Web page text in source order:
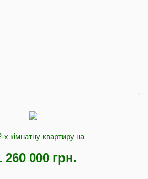
кімнатну квартиру на
260 000 грн.